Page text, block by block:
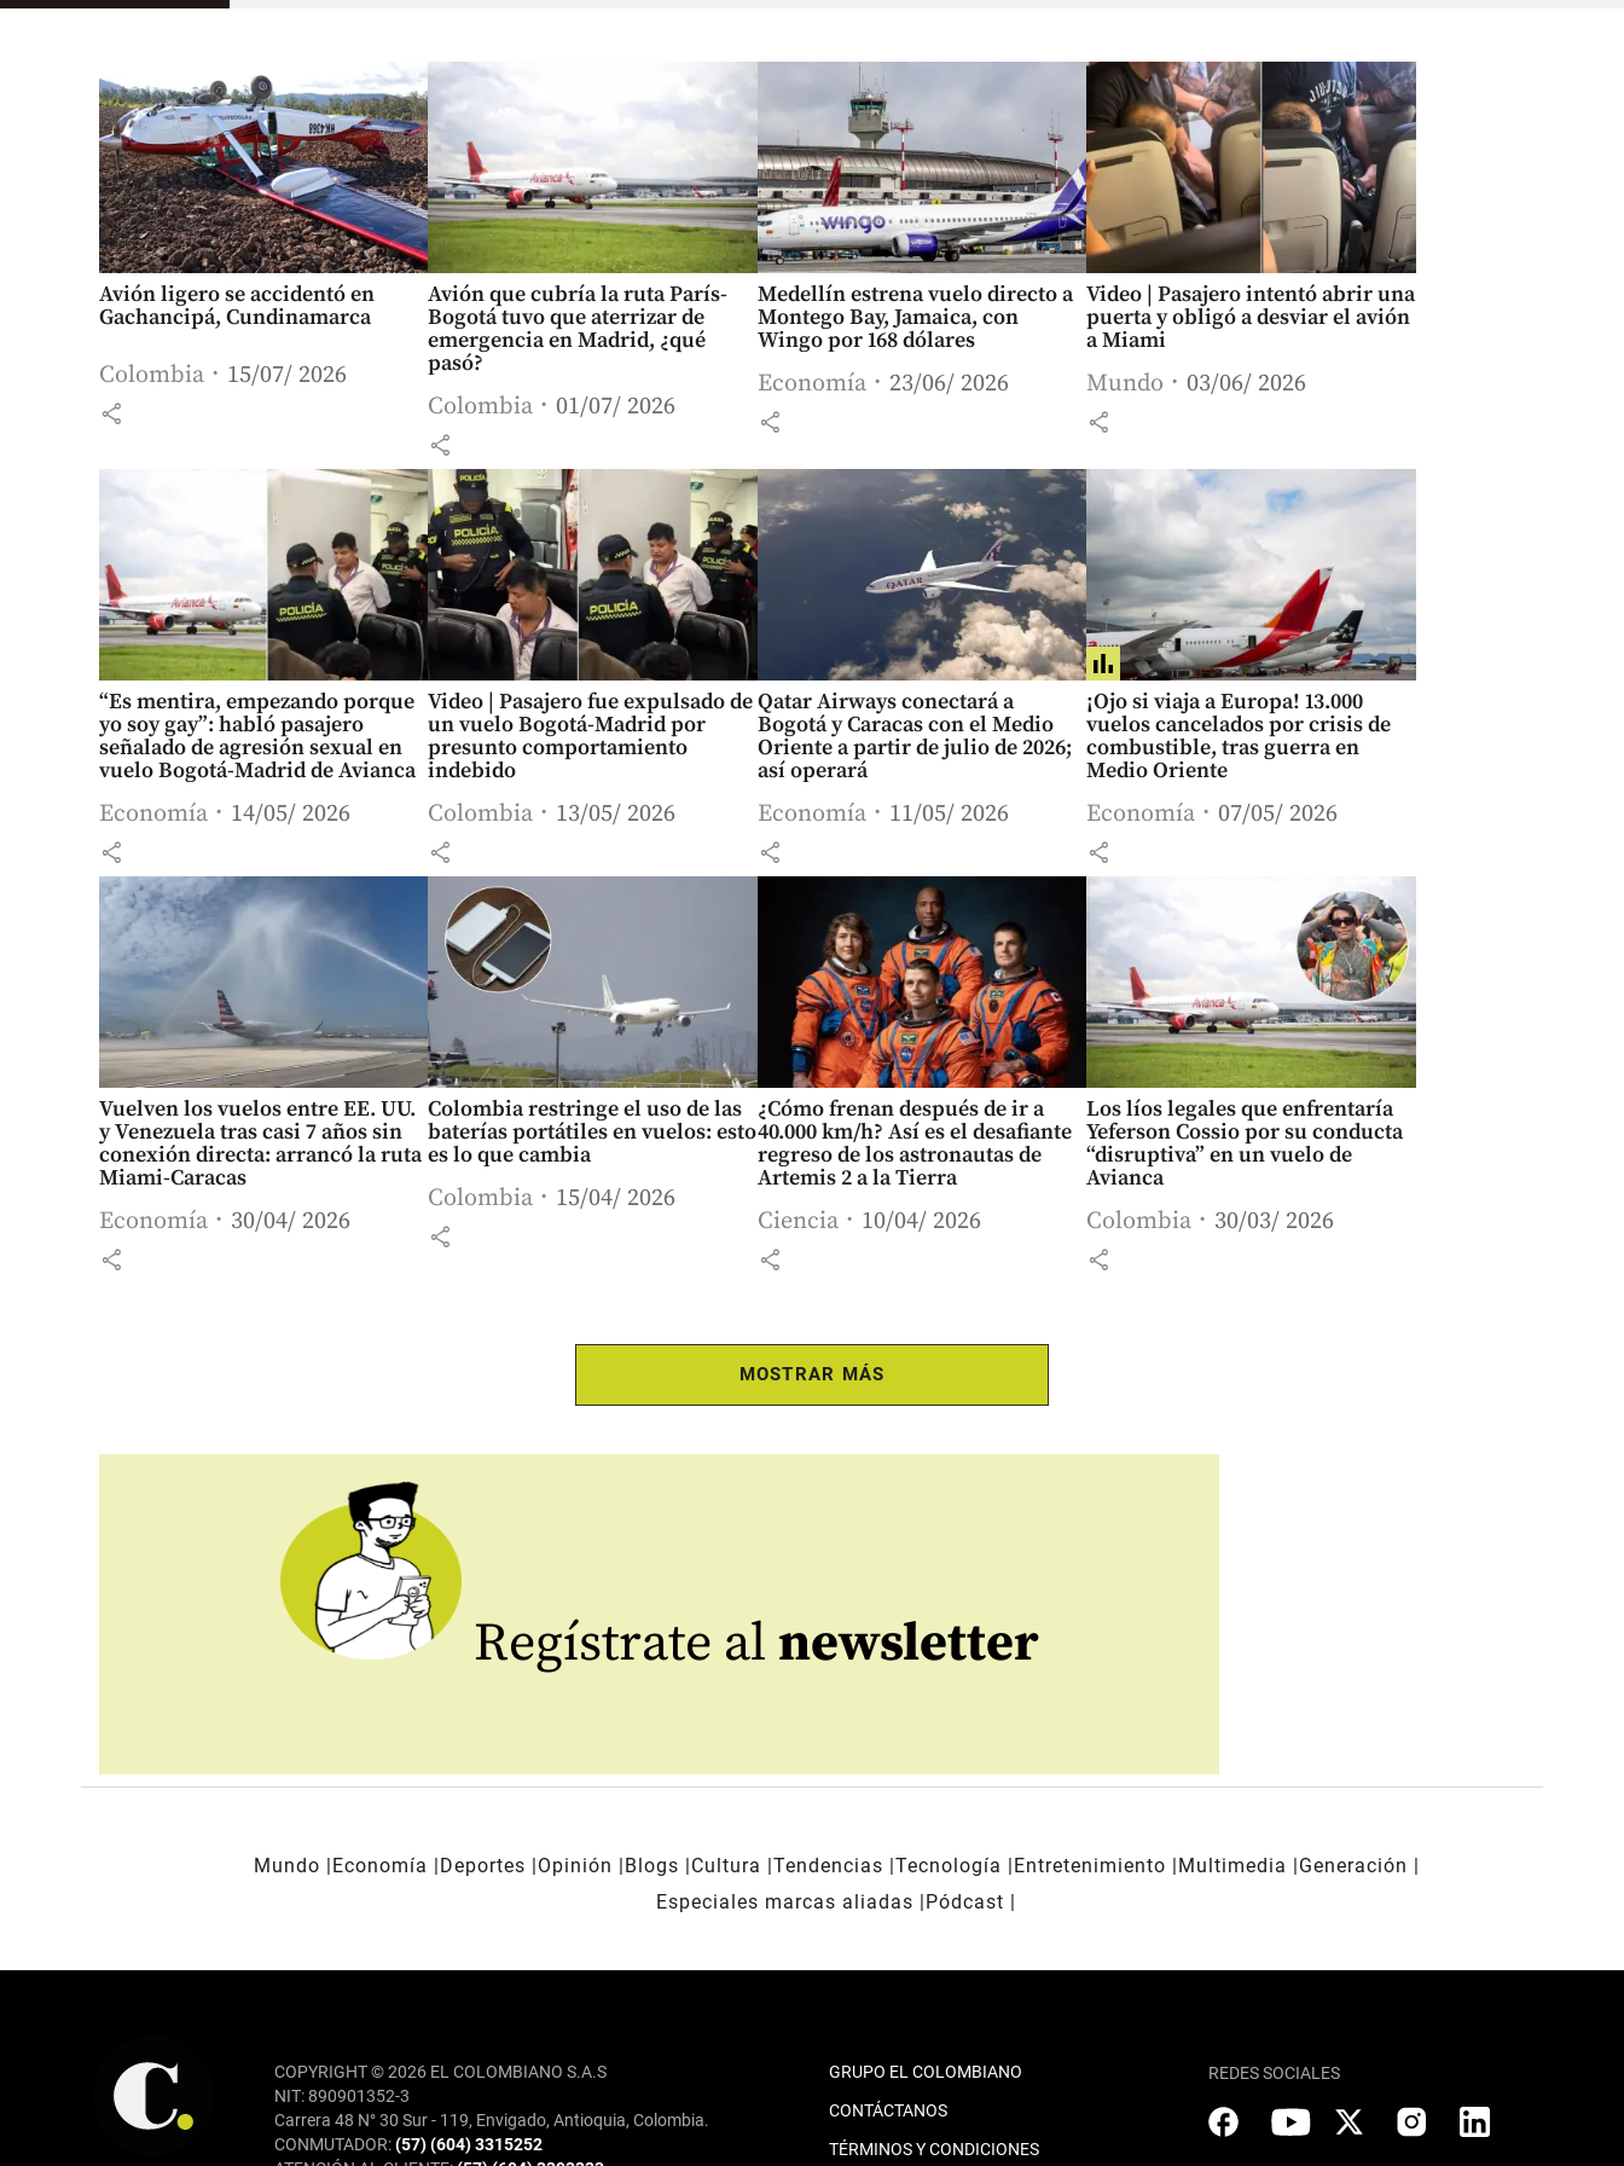
Avión ligero se accidentó en
Gachancipá, Cundinamarca
Colombia 15/07/ 2026
share
Avión que cubría la ruta París-
Bogotá tuvo que aterrizar de
emergencia en Madrid, ¿qué
pasó?
Colombia 01/07/ 2026
share
Medellín estrena vuelo directo a
Montego Bay, Jamaica, con
Wingo por 168 dólares
Economía 23/06/ 2026
share
Video | Pasajero intentó abrir una
puerta y obligó a desviar el avión
a Miami
Mundo 03/06/ 2026
share
“Es mentira, empezando porque
yo soy gay”: habló pasajero
señalado de agresión sexual en
vuelo Bogotá-Madrid de Avianca
Economía 14/05/ 2026
share
Video | Pasajero fue expulsado de
un vuelo Bogotá-Madrid por
presunto comportamiento
indebido
Colombia 13/05/ 2026
share
Qatar Airways conectará a
Bogotá y Caracas con el Medio
Oriente a partir de julio de 2026;
así operará
Economía 11/05/ 2026
share
¡Ojo si viaja a Europa! 13.000
vuelos cancelados por crisis de
combustible, tras guerra en
Medio Oriente
Economía 07/05/ 2026
share
Vuelven los vuelos entre EE. UU.
y Venezuela tras casi 7 años sin
conexión directa: arrancó la ruta
Miami-Caracas
Economía 30/04/ 2026
share
Colombia restringe el uso de las
baterías portátiles en vuelos: esto
es lo que cambia
Colombia 15/04/ 2026
share
¿Cómo frenan después de ir a
40.000 km/h? Así es el desafiante
regreso de los astronautas de
Artemis 2 a la Tierra
Ciencia 10/04/ 2026
share
Los líos legales que enfrentaría
Yeferson Cossio por su conducta
“disruptiva” en un vuelo de
Avianca
Colombia 30/03/ 2026
share
MOSTRAR MÁS
Regístrate al newsletter
Mundo Economía Deportes Opinión Blogs Cultura Tendencias Tecnología Entretenimiento Multimedia
Generación
Especiales marcas aliadas
Pódcast
COPYRIGHT © 2026 EL COLOMBIANO S.A.S
NIT: 890901352-3
Carrera 48 N° 30 Sur - 119, Envigado, Antioquia, Colombia.
CONMUTADOR:(57) (604) 3315252
GRUPO EL COLOMBIANO
CONTÁCTANOS
TÉRMINOS Y CONDICIONES
REDES SOCIALES